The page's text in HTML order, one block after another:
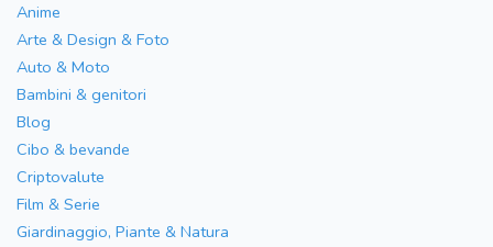
Anime
Arte & Design & Foto
Auto & Moto
Bambini & genitori
Blog
Cibo & bevande
Criptovalute
Film & Serie
Giardinaggio, Piante & Natura